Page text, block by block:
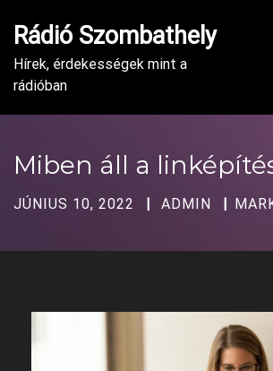
Rádió Szombathely
Hírek, érdekességek mint a
rádióban
Miben áll a
JÚNIUS 10, 2022 ADMIN